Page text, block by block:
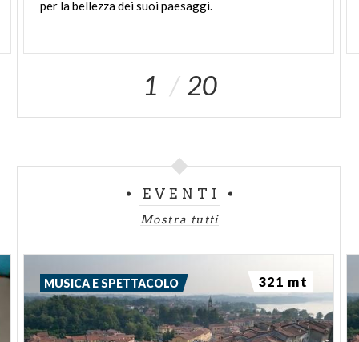
per labellezzadeisuoipaesaggi.
1 20
EVENTI
Mostra tutti
MUSICA E SPETTACOLO 321 mt